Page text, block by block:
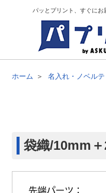
パッとプリント、すぐにお
ホーム 名入れ・ノベル
袋織/10mm